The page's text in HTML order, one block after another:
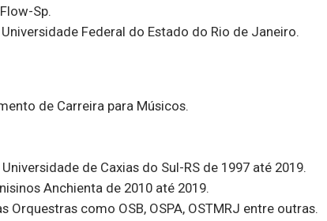
Sp.
Federal do Estado do Rio de Janeiro.
de Carreira para Músicos.
de Caxias do Sul-RS de 1997 até 2019.
Anchienta de 2010 até 2019.
como OSB, OSPA, OSTMRJ entre outras.